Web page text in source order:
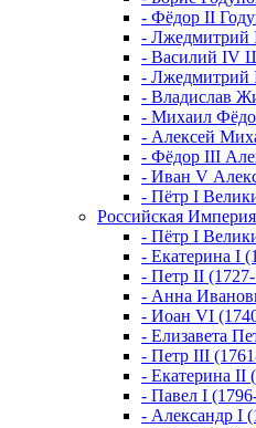
- Фёдор II
- Лжедмитрий
- Василий IV
- Лжедмитрий
- Владислав
- Михаил
- Алексей
- Фёдор III
- Иван V
- Пётр I
Российская
- Пётр I
- Екатерина I
- Петр II
- Анна
- Иоан VI
- Елизавета
- Петр III
- Екатерина II
- Павел I
- Александр I